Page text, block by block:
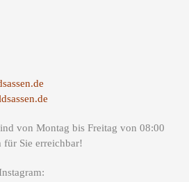
von Montag bis Freitag von 08:00
Sie erreichbar!